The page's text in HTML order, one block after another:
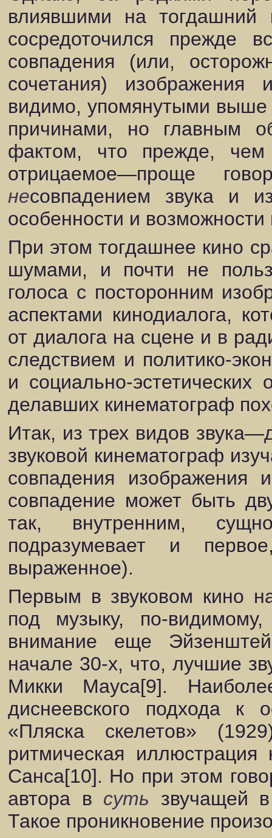
влиявшими на тогдашний
сосредоточился прежде
совпадения (или,
сочетания)
видимо, упомянутыми выше
причинами, но главным
фактом, что прежде, чем
отрицаемое—проще
несовпадением звука и
особенности и возможности
При этом тогдашнее кино
шумами, и почти не
голоса с посторонним
аспектами кинодиалога,
от диалога на сцене и в
следствием и политико-
и социально-эстетических
делавших кинематограф
Итак, из трех видов
звуковой кинематограф
совпадения изображения
совпадение может быть
так, внутренним,
подразумевает и
выраженное).
Первым в звуковом кино
под музыку, по-
внимание еще
начале 30-х, что, лучшие
Микки Мауса[9].
диснеевского подхода к
«Пляска скелетов»
ритмическая
Санса[10]. Но при этом
автора в суть звучащей
Такое проникновение